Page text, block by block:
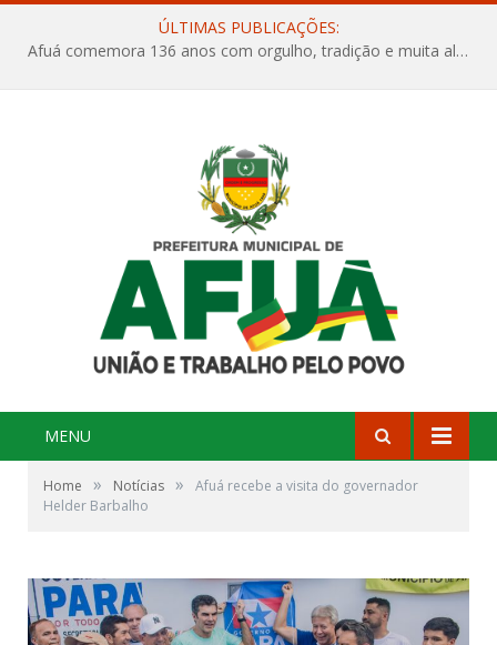
ÚLTIMAS PUBLICAÇÕES:
Projeto Orla Mais Verde – Um novo capítulo para a nossa cidade
MENU
Home » Notícias »
Afuá recebe a visita do governador
Helder Barbalho